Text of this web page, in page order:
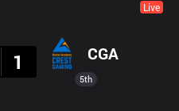
Live
1 CGA
5th